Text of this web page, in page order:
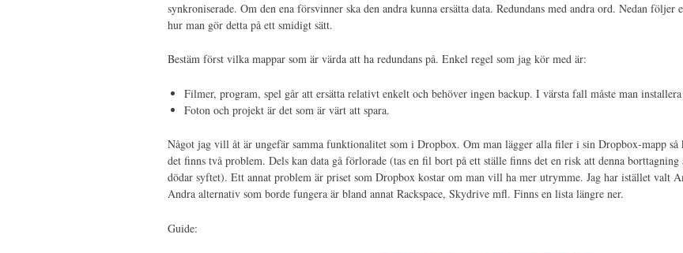
synkroniserade. Om den ena försvinner ska den andra kunna ersätta data. Redundans med andra ord. Nedan följer
hur man gör detta på ett smidigt sätt.
Bestäm först vilka mappar som är värda att ha redundans på. Enkel regel som jag kör med är:
Filmer, program, spel går att ersätta relativt enkelt och behöver ingen backup. I värsta fall måste man
Foton och projekt är det som är värt att spara.
Något jag vill åt är ungefär samma funktionalitet som i Dropbox. Om man lägger alla filer i sin Dropbox-mapp
det finns två problem. Dels kan data gå förlorade (tas en fil bort på ett ställe finns det en risk att denna
dödar syftet). Ett annat problem är priset som Dropbox kostar om man vill ha mer utrymme. Jag har istället valt
Andra alternativ som borde fungera är bland annat Rackspace, Skydrive mfl. Finns en lista längre ner.
Guide: